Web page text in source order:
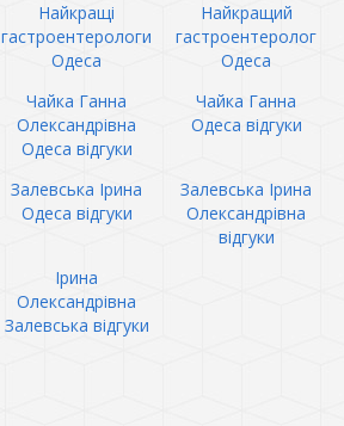
Найкращі
гастроентерологи
Одеса
Найкращий
гастроентеролог
Одеса
Чайка Ганна
Олександрівна
Одеса відгуки
Чайка Ганна
Одеса відгуки
Залевська Ірина
Одеса відгуки
Залевська Ірина
Олександрівна
відгуки
Ірина
Олександрівна
Залевська відгуки